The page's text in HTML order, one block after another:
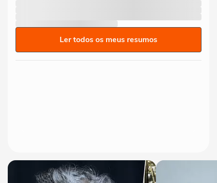
Ler todos os meus resumos